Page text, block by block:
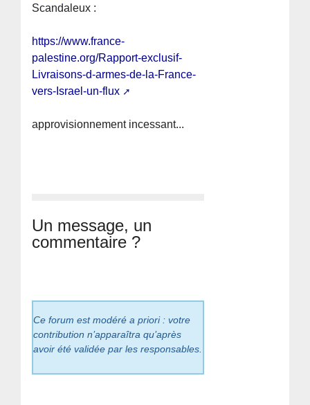
Scandaleux :
https://www.france-
palestine.org/Rapport-exclusif-
Livraisons-d-armes-de-la-France-
vers-Israel-un-flux
approvisionnement incessant...
Un message, un
commentaire ?
Ce forum est modéré a priori : votre
contribution n’apparaîtra qu’après
avoir été validée par les responsables.